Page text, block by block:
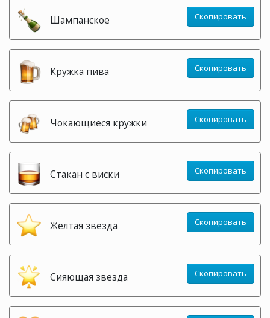
Шампанское Скопировать
Кружка пива Скопировать
Чокающиеся кружки Скопировать
Стакан с виски Скопировать
Желтая звезда Скопировать
Сияющая звезда Скопировать